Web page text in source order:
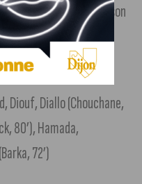
Tavares (81’) et Masson
et Khatir (80’) pour le
Diouf, Diallo (Chouchane,
80’), Hamada,
72’)